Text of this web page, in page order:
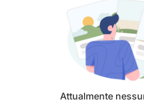
Attualmente